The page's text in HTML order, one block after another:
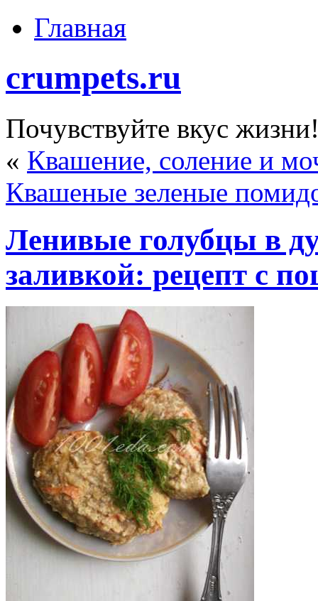
Главная
crumpets.ru
Почувствуйте вкус
« Квашение, соление и
Квашеные зеленые
Ленивые голубцы в
заливкой: рецепт с